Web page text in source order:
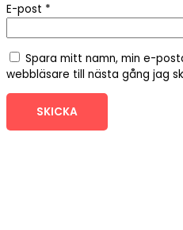
E-post *
Spara mitt namn, min e-
webbläsare till nästa gång jag